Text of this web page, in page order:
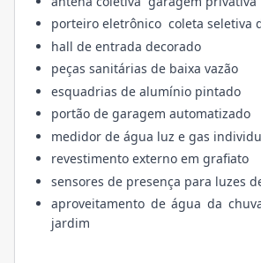
porteiro eletrônico coleta seletiva
hall de entrada decorado
peças sanitárias de baixa vazão
esquadrias de alumínio pintado
portão de garagem automatizado
medidor de água luz e gas
revestimento externo em grafiato
sensores de presença para luzes
aproveitamento de água da
jardim